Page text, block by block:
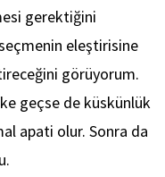
gerektiğini
eleştirisine
görüyorum.
geçse de küskünlük
apati olur. Sonra da